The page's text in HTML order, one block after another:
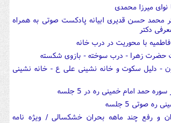
میرزا محمدی
محمد حسن قدیری ابیانه پادکست صوتی به همراه
دکتر
با محوریت در درب خانه
زهرا - درب سوخته - بازوی شکسته
دلیل سکوت و خانه نشینی علی ع - خانه نشینی
حمد امام خمینی ره در 5 جلسه
صوتی 5 جلسه
و رفع چند ماهه بحران خشکسالی / ویژه نامه